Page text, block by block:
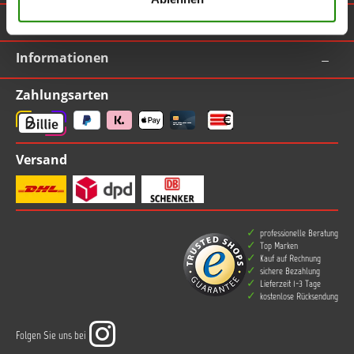
TOPLAC
Informationen
Zahlungsarten
Versand
professionelle Beratung
Top Marken
Kauf auf Rechnung
sichere Bezahlung
Lieferzeit 1-3 Tage
kostenlose Rücksendung
Folgen Sie uns bei